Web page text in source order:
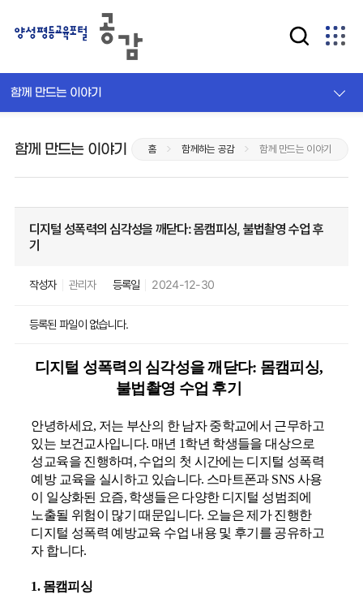
함께 만드는 이야기
함께 만드는 이야기 홈 함께하는 공감 함께 만드는 이야기
디지털 성폭력의 심각성을 깨닫다: 몸캠피싱, 불법촬영 수업 후
기
작성자 관리자 등록일 2024-12-30
등록된 파일이 없습니다.
디지털 성폭력의 심각성을 깨닫다: 몸캠피싱,
불법촬영 수업 후기
안녕하세요, 저는 부산의 한 남자 중학교에서 근무하고
있는 보건교사입니다. 매년 1학년 학생들을 대상으로
성교육을 진행하며 , 수업의 첫 시간에는 디지털 성폭력
예방 교육을 실시하고 있습니다. 스마트폰과 SNS 사용
이 일상화된 요즘, 학생들은 다양한 디지털 성범죄에
노출될 위험이 많기 때문입니다. 오늘은 제가 진행한
디지털 성폭력 예방교육 수업 내용 및 후기를 공유하고
자 합니다.
1. 몸캠피싱